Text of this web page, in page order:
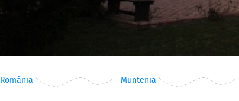
România Muntenia